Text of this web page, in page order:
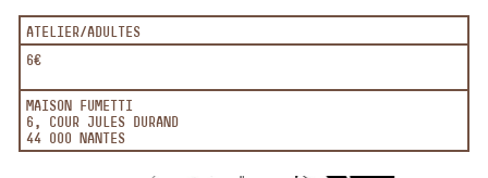
ATELIER ADULTES
6€
MAISON FUMETTI
6, COUR JULES DURAND
44 000 NANTES